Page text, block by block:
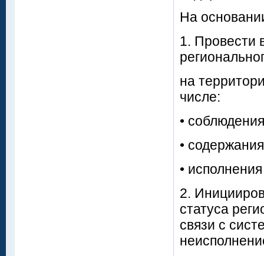
На
1. Провести
на
числе:
•
•
•
2.
статуса
связи с